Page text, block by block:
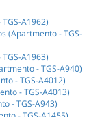
A1962)
(Apartmento - TGS-
A1963)
- TGS-A940)
- TGS-A4012)
- TGS-A4013)
- TGS-A943)